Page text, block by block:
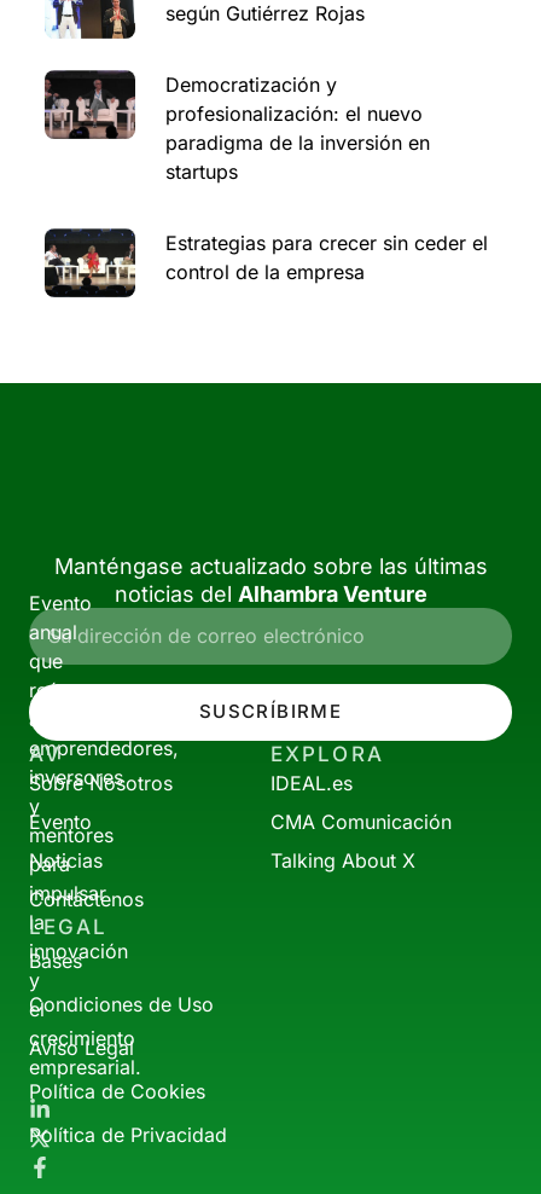
según Gutiérrez Rojas
Democratización y
profesionalización: el nuevo
paradigma de la inversión en
startups
Estrategias para crecer sin ceder el
control de la empresa
Evento
anual
que
reúne
a
emprendedores,
inversores
y
mentores
para
impulsar
la
innovación
y
el
crecimiento
empresarial.
Manténgase actualizado sobre las últimas
noticias del Alhambra Venture
SUSCRÍBIRME
AV
Sobre Nosotros
Evento
Noticias
Contáctenos
EXPLORA
IDEAL.es
CMA Comunicación
Talking About X
LEGAL
Bases
Condiciones de Uso
Aviso Legal
Política de Cookies
Política de Privacidad